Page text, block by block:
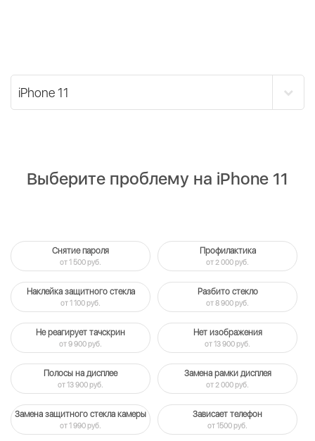
Выберите проблему на iPhone 11
Снятие пароля
от 1 500 руб.
Профилактика
от 2 000 руб.
Наклейка защитного стекла
от 1 100 руб.
Разбито стекло
от 8 900 руб.
Не реагирует тачскрин
от 9 900 руб.
Нет изображения
от 13 900 руб.
Полосы на дисплее
от 13 900 руб.
Замена рамки дисплея
от 2 000 руб.
Замена защитного стекла камеры
от 1 990 руб.
Зависает телефон
от 1500 руб.